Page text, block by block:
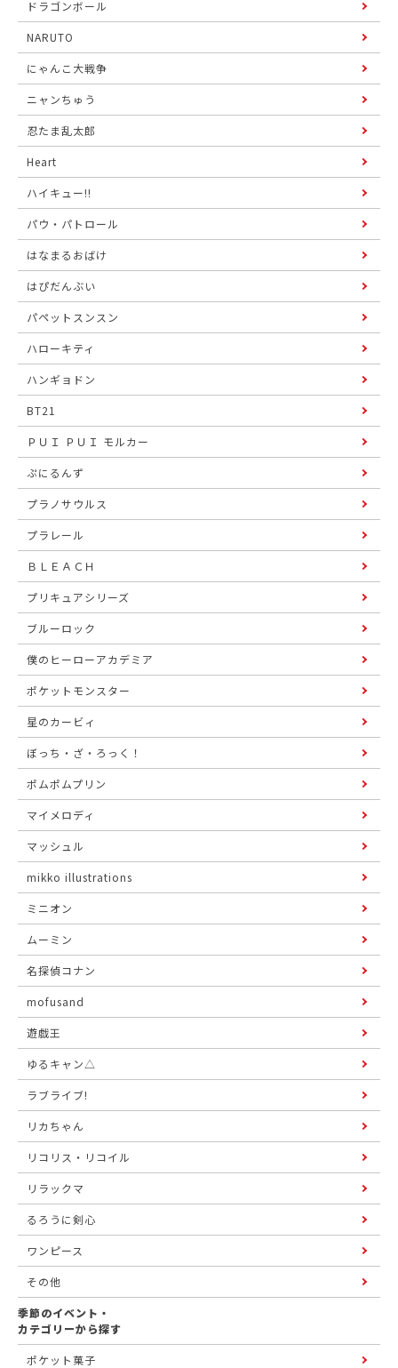
ドラゴンボール
NARUTO
にゃんこ大戦争
ニャンちゅう
忍たま乱太郎
Heart
ハイキュー!!
パウ・パトロール
はなまるおばけ
はぴだんぶい
パペットスンスン
ハローキティ
ハンギョドン
BT21
ＰＵＩ ＰＵＩ モルカー
ぷにるんず
プラノサウルス
プラレール
ＢＬＥＡＣＨ
プリキュアシリーズ
ブルーロック
僕のヒーローアカデミア
ポケットモンスター
星のカービィ
ぼっち・ざ・ろっく！
ポムポムプリン
マイメロディ
マッシュル
mikko illustrations
ミニオン
ムーミン
名探偵コナン
mofusand
遊戯王
ゆるキャン△
ラブライブ!
リカちゃん
リコリス・リコイル
リラックマ
るろうに剣心
ワンピース
その他
季節のイベント・
カテゴリーから探す
ポケット菓子